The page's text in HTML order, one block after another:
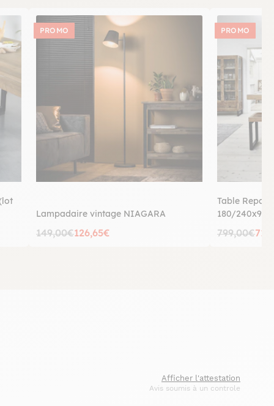
PROMO
Lampadaire vintage NIAGARA
149,00€126,65€
PROMO
Table Repas
180/
799,00€
Afficher l'attestation
Avis soumis à un controle